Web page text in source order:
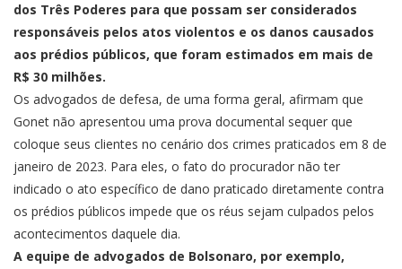
dos Três Poderes para que possam ser considerados
responsáveis pelos atos violentos e os danos causados
aos prédios públicos, que foram estimados em mais de
R$ 30 milhões.
Os advogados de defesa, de uma forma geral, afirmam que
Gonet não apresentou uma prova documental sequer que
coloque seus clientes no cenário dos crimes praticados em 8 de
janeiro de 2023. Para eles, o fato do procurador não ter
indicado o ato específico de dano praticado diretamente contra
os prédios públicos impede que os réus sejam culpados pelos
acontecimentos daquele dia.
A equipe de advogados de Bolsonaro, por exemplo,